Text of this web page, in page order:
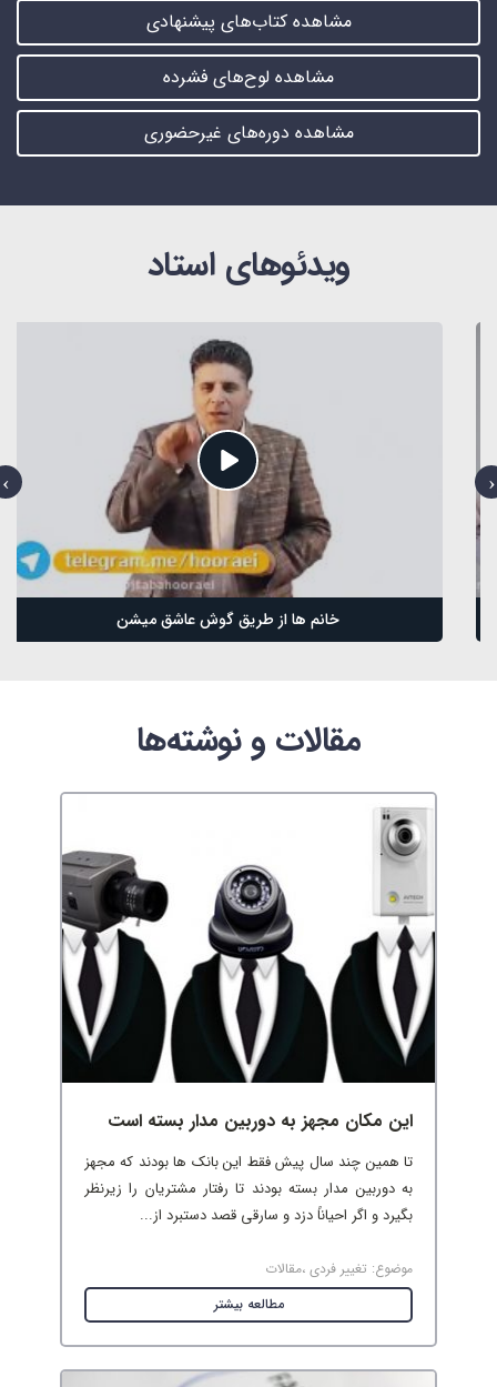
مشاهده کتاب‌های پیشنهادی
مشاهده لوح‌های فشرده
مشاهده دوره‌های غیرحضوری
ویدئوهای استاد
خانم ها از طریق گوش عاشق میشن
مقالات و نوشته‌ها
این مکان مجهز به دوربین مدار بسته است
تا همین چند سال پیش فقط این بانک ها بودند که مجهز
به دوربین مدار بسته بودند تا رفتار مشتریان را زیرنظر
بگیرد و اگر احیاناً دزد و سارقی قصد دستبرد از...
موضوع: تغییر فردی ،مقالات
مطالعه بیشتر